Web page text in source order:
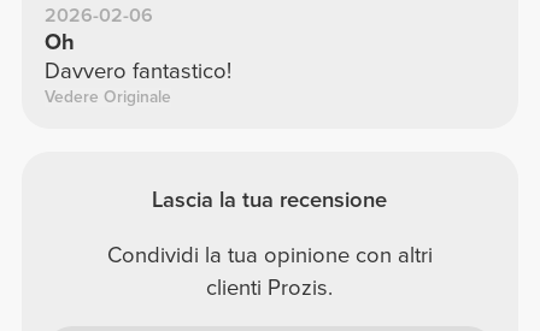
2026-02-06
Oh
Davvero fantastico!
Vedere Originale
Lascia la tua recensione
Condividi la tua opinione con altri
clienti Prozis.